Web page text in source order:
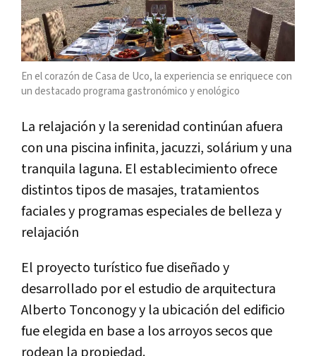
En el corazón de Casa de Uco, la experiencia se enriquece con
un destacado programa gastronómico y enológico
La relajación y la serenidad continúan afuera
con una piscina infinita, jacuzzi, solárium y una
tranquila laguna. El establecimiento ofrece
distintos tipos de masajes, tratamientos
faciales y programas especiales de belleza y
relajación
El proyecto turístico fue diseñado y
desarrollado por el estudio de arquitectura
Alberto Tonconogy y la ubicación del edificio
fue elegida en base a los arroyos secos que
rodean la propiedad.